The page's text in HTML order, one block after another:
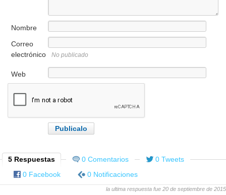
Nombre
Correo
electrónico
No publicado
Web
5 Respuestas 0 Comentarios
0 Tweets
0 Facebook
0 Notificaciones
la ultima respuesta fue 20 de septiembre de 2015